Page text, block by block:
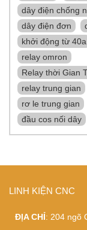
dây điện chống
dây điện đơn
khởi động từ 40a
relay omron
Relay thời Gian
relay trung gian
rơ le trung gian
đầu cos nối dây
LINH KIỆN CNC
ĐỊA CHỈ: 204 ngõ